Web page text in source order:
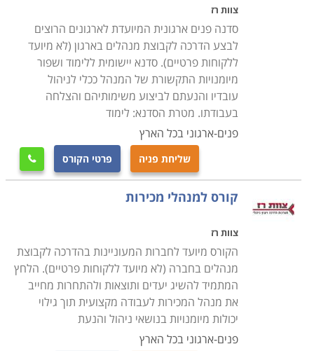
צוות רז
סדנה פנים ארגונית המיועדת לארגונים הרוצים
לבצע הדרכה לקבוצת מנהלים בארגון (לא מיועד
ללקוחות פרטיים). סדנא יישומית ללימוד ושפור
מיומנויות התקשורת של המנהל ככלי לניהול
עובדיו והנעתם לביצוע משימותיהם והצלחה
בעבודתו. מטרת הסדנא: לימוד
פנים-ארגוני בכל הארץ
שליחת פניה פרטי הקורס 
קורס למנהלי מכירות
צוות רז
הקורס מיועד לחברות המעוניינות בהדרכה לקבוצת
מנהלים בחברה (לא מיועד ללקוחות פרטיים). הלחץ
המתמיד להשיג יעדים ותוצאות ולהתחרות מחייב
את מנהל המכירות לעבודה מקצועית תוך גילוי
יכולות מיומנויות בנושאי ניהול והנעת
פנים-ארגוני בכל הארץ